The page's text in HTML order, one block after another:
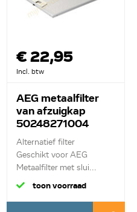
€ 22,95
Incl. btw
AEG metaalfilter
van afzuigkap
50248271004
Alternatief filter
Geschikt voor AEG
Metaalfilter met slui...
toon voorraad